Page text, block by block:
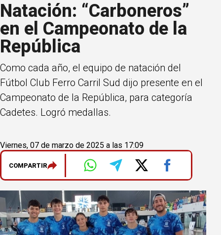
Natación: “Carboneros”
en el Campeonato de la
República
Como cada año, el equipo de natación del
Fútbol Club Ferro Carril Sud dijo presente en el
Campeonato de la República, para categoría
Cadetes. Logró medallas.
Viernes, 07 de marzo de 2025 a las 17:09
COMPARTIR